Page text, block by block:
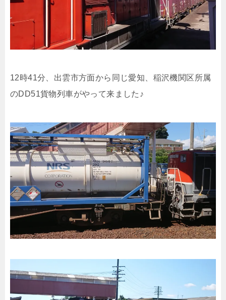
12時41分、出雲市方面から同じ愛知、稲沢機関区所属
のDD51貨物列車がやって来ました♪